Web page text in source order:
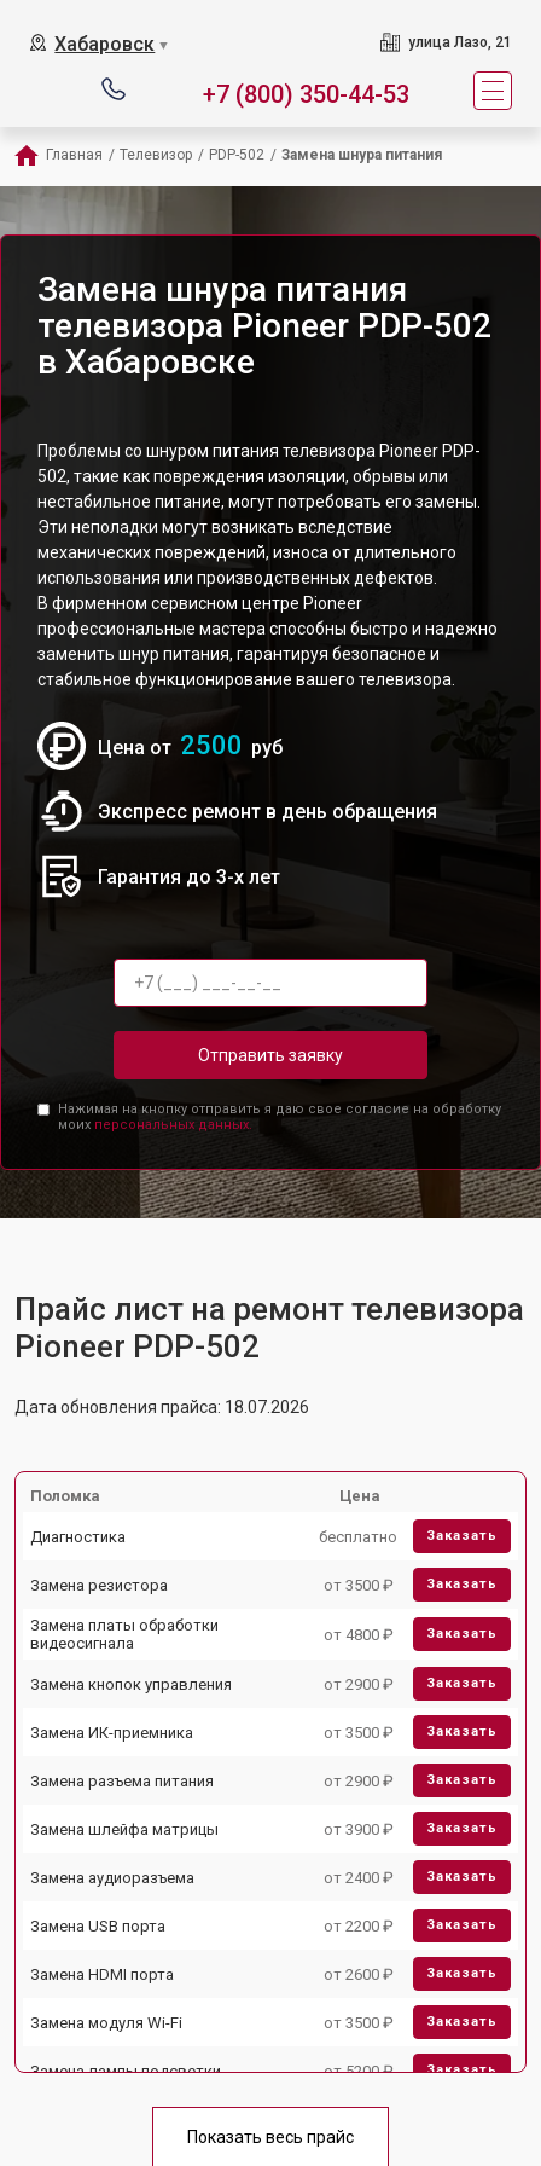
Хабаровск ▼ улица Лазо, 21
+7 (800) 350-44-53
Главная / Телевизор / PDP-502 / Замена шнура питания
Замена шнура питания
телевизора Pioneer PDP-502
в Хабаровске
Проблемы со шнуром питания телевизора Pioneer PDP-
502, такие как повреждения изоляции, обрывы или
нестабильное питание, могут потребовать его замены.
Эти неполадки могут возникать вследствие
механических повреждений, износа от длительного
использования или производственных дефектов.
В фирменном сервисном центре Pioneer
профессиональные мастера способны быстро и надежно
заменить шнур питания, гарантируя безопасное и
стабильное функционирование вашего телевизора.
Цена от 2500 руб
Экспресс ремонт в день обращения
Гарантия до 3-х лет
Отправить заявку
Нажимая на кнопку отправить я даю свое согласие на обработку
моих персональных данных.
Прайс лист на ремонт телевизора
Pioneer PDP-502
Дата обновления прайса: 18.07.2026
Поломка Цена
Диагностика бесплатно Заказать
Замена резистора от 3500 ₽ Заказать
Замена платы обработки
видеосигнала
от 4800 ₽ Заказать
Замена кнопок управления от 2900 ₽ Заказать
Замена ИК-приемника от 3500 ₽ Заказать
Замена разъема питания от 2900 ₽ Заказать
Замена шлейфа матрицы от 3900 ₽ Заказать
Замена аудиоразъема от 2400 ₽ Заказать
Замена USB порта от 2200 ₽ Заказать
Замена HDMI порта от 2600 ₽ Заказать
Замена модуля Wi-Fi от 3500 ₽ Заказать
Замена лампы подсветки от 5200 ₽ Заказать
Показать весь прайс